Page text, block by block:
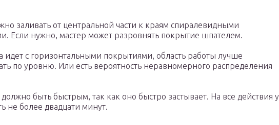
заливать от центральной части к краям спиралевидными
Если нужно, мастер может разровнять покрытие шпателем.
идет с горизонтальными покрытиями, область работы лучше
по уровню. Или есть вероятность неравномерного распределения
быть быстрым, так как оно быстро застывает. На все действия у
не более двадцати минут.